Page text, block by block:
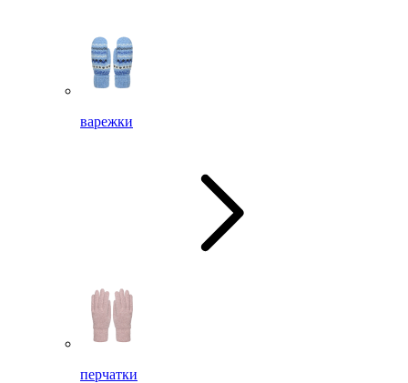
варежки
перчатки